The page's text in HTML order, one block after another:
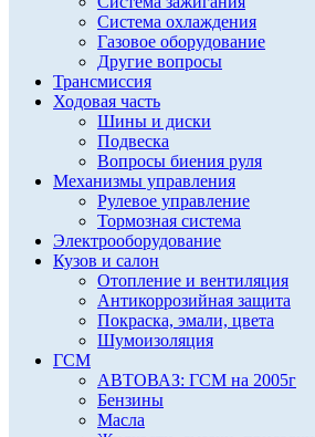
Система охлаждения
Газовое оборудование
Другие вопросы
Трансмиссия
Ходовая часть
Шины и диски
Подвеска
Вопросы биения руля
Механизмы управления
Рулевое управление
Тормозная система
Электрооборудование
Кузов и салон
Отопление и вентиляция
Антикоррозийная защита
Покраска, эмали, цвета
Шумоизоляция
ГСМ
АВТОВАЗ: ГСМ на 2005г
Бензины
Масла